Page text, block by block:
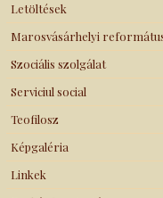
Letöltések
Marosvásárhelyi
Szociális szolgálat
Serviciul social
Teofilosz
Képgaléria
Linkek